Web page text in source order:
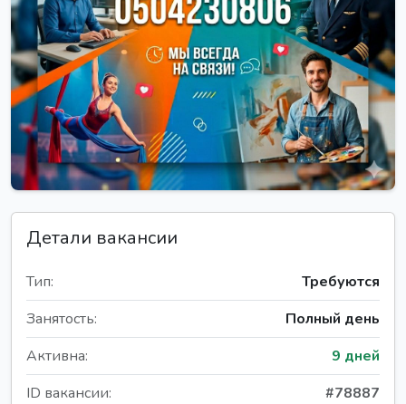
Детали вакансии
Тип:
Требуются
Занятость:
Полный день
Активна:
9 дней
ID вакансии:
#78887